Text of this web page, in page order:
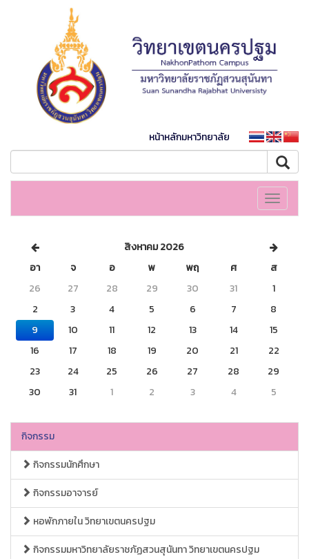
หน้าหลักมหาวิทยาลัย
Toggle
สิงหาคม 2026
อา
จ อ พ พฤ ศ
ส
26
27 28 29 30 31
1
2
3 4 5 6 7
8
9
10 11 12 13 14
15
16
17 18 19 20 21
22
23
24 25 26 27 28
29
30
31 1 2 3 4 5
กิจกรรม
กิจกรรมนักศึกษา
กิจกรรมอาจารย์
หอพักภายใน วิทยาเขตนครปฐม
กิจกรรมมหาวิทยาลัยราชภัฏสวนสุนันทา วิทยาเขตนครปฐม